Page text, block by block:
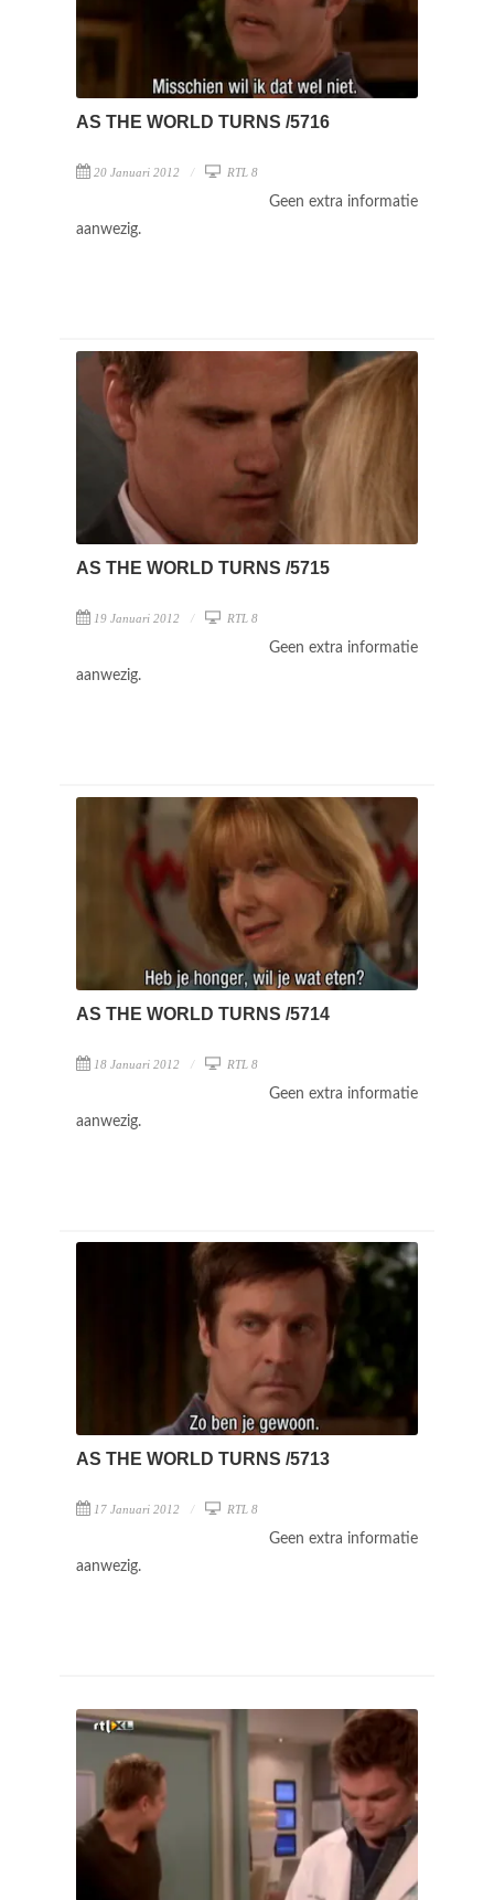
AS THE WORLD TURNS /5716
20 Januari 2012 RTL 8
Geen extra informatie
aanwezig.
AS THE WORLD TURNS /5715
19 Januari 2012 RTL 8
Geen extra informatie
aanwezig.
AS THE WORLD TURNS /5714
18 Januari 2012 RTL 8
Geen extra informatie
aanwezig.
AS THE WORLD TURNS /5713
17 Januari 2012 RTL 8
Geen extra informatie
aanwezig.